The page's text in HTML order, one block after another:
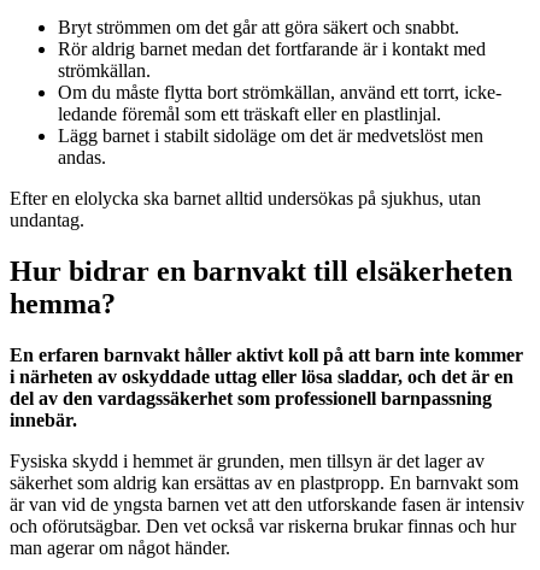
Bryt strömmen om det går att göra säkert och snabbt.
Rör aldrig barnet medan det fortfarande är i kontakt med
strömkällan.
Om du måste flytta bort strömkällan, använd ett torrt, icke-
ledande föremål som ett träskaft eller en plastlinjal.
Lägg barnet i stabilt sidoläge om det är medvetslöst men
andas.
Efter en elolycka ska barnet alltid undersökas på sjukhus, utan
undantag.
Hur bidrar en barnvakt till elsäkerheten
hemma?
En erfaren barnvakt håller aktivt koll på att barn inte kommer
i närheten av oskyddade uttag eller lösa sladdar, och det är en
del av den vardagssäkerhet som professionell barnpassning
innebär.
Fysiska skydd i hemmet är grunden, men tillsyn är det lager av
säkerhet som aldrig kan ersättas av en plastpropp. En barnvakt som
är van vid de yngsta barnen vet att den utforskande fasen är intensiv
och oförutsägbar. Den vet också var riskerna brukar finnas och hur
man agerar om något händer.